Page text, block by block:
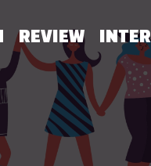
REVIEW